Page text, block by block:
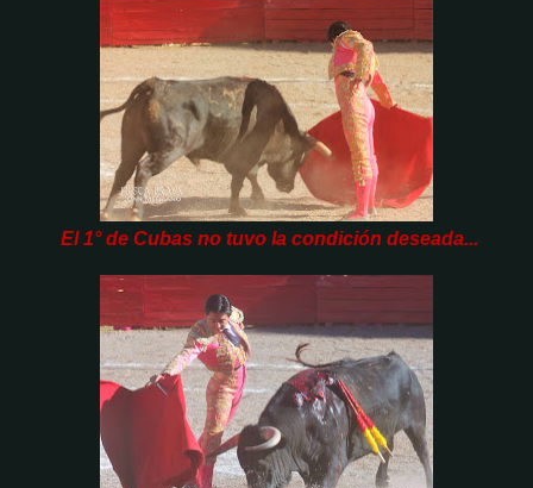
El 1° de Cubas no tuvo la condición deseada...